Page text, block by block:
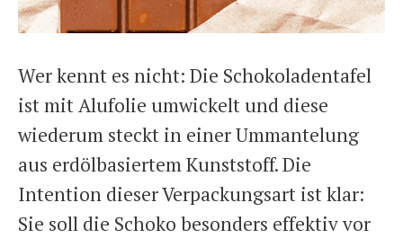
Wer kennt es nicht: Die Schokoladentafel
ist mit Alufolie umwickelt und diese
wiederum steckt in einer Ummantelung
aus erdölbasiertem Kunststoff. Die
Intention dieser Verpackungsart ist klar:
Sie soll die Schoko besonders effektiv vor